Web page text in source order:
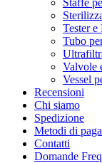
Tester e
Tubo
Valvole
Vessel
Recensioni
Chi siamo
Spedizione
Metodi di
Contatti
Domande